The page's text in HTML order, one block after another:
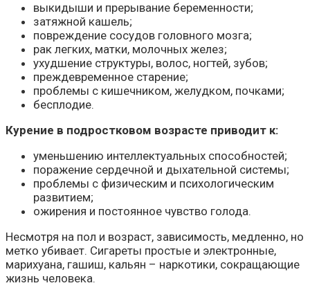
выкидыши и прерывание беременности;
затяжной кашель;
повреждение сосудов головного мозга;
рак легких, матки, молочных желез;
ухудшение структуры, волос, ногтей, зубов;
преждевременное старение;
проблемы с кишечником, желудком, почками;
бесплодие.
Курение в подростковом возрасте приводит к:
уменьшению интеллектуальных способностей;
поражение сердечной и дыхательной системы;
проблемы с физическим и психологическим
развитием;
ожирения и постоянное чувство голода.
Несмотря на пол и возраст, зависимость, медленно, но
метко убивает. Сигареты простые и электронные,
марихуана, гашиш, кальян – наркотики, сокращающие
жизнь человека.